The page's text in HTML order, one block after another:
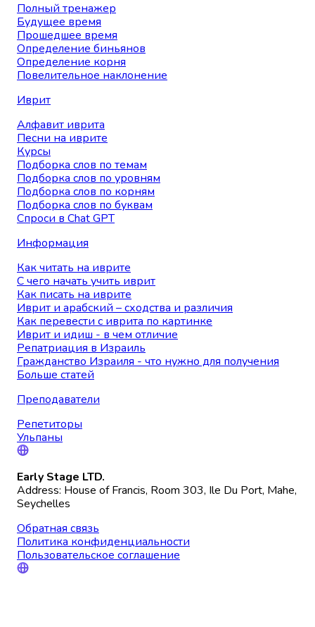
Полный тренажер
Будущее время
Прошедшее время
Определение биньянов
Определение корня
Повелительное наклонение
Иврит
Алфавит иврита
Песни на иврите
Курсы
Подборка слов по темам
Подборка слов по уровням
Подборка слов по корням
Подборка слов по буквам
Спроси в Chat GPT
Информация
Как читать на иврите
С чего начать учить иврит
Как писать на иврите
Иврит и арабский – сходства и различия
Как перевести с иврита по картинке
Иврит и идиш - в чем отличие
Репатриация в Израиль
Гражданство Израиля - что нужно для получения
Больше статей
Преподаватели
Репетиторы
Ульпаны
Early Stage LTD.
Address: House of Francis, Room 303, Ile Du Port, Mahe,
Seychelles
Обратная связь
Политика конфиденциальности
Пользовательское соглашение